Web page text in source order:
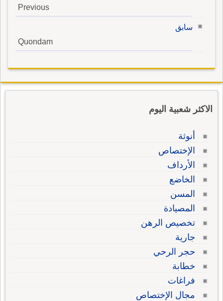
Previous
سابق
Quondam
الاكثر شعبية اليوم
أنوثة
الإختصاص
الأرداف
الخاضع
المسن
المصيادة
تخصيص الرهن
جارية
حجر الرحي
خطابة
فراغات
مجال الإختصاص